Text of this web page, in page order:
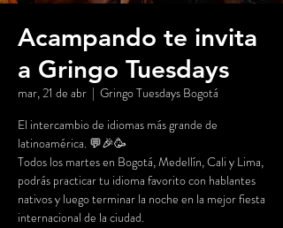
Acampando te invita
a Gringo Tuesdays
mar, 21 de abr
  |
Gringo Tuesdays Bogotá
El intercambio de idiomas más grande de
latinoamérica. 💬🎉🥳
Todos los martes en Bogotá, Medellín, Cali y Lima,
podrás practicar tu idioma favorito con hablantes
nativos y luego terminar la noche en la mejor fiesta
internacional de la ciudad.